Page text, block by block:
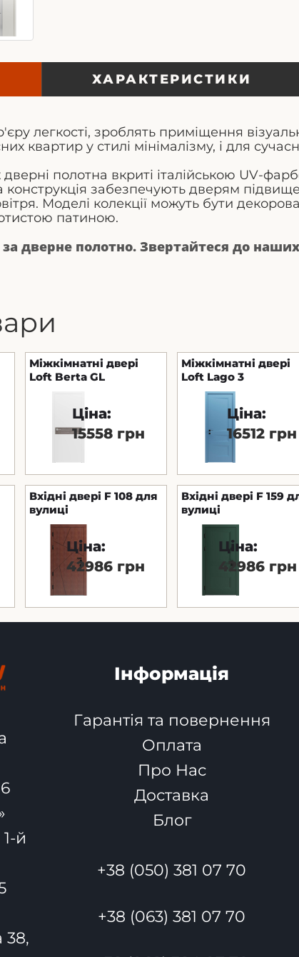
ХАРАКТЕРИСТИКИ
легкості, зроблять приміщення
квартир у стилі мінімалізму, і для
дверні полотна вкриті італійською UV-
забезпечують дверям
Моделі колекції можуть бути
патиною.
за дверне полотно. Звертайтеся до
Міжкімнатні двері
Loft Berta GL
Ціна:
15558 грн
Міжкімнатні двері
Loft Lago 3
Ціна:
16512 грн
Вхідні двері F 108 для
вулиці
Ціна:
42986 грн
Вхідні двері F 159
вулиці
Ціна:
42986 грн
й
38,
Інформація
Гарантія та повернення
Оплата
Про Нас
Доставка
Блог
+38 (050) 381 07 70
+38 (063) 381 07 70